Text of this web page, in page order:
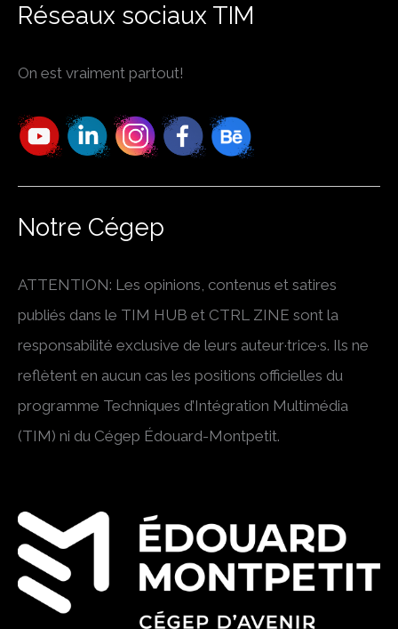
Réseaux sociaux TIM
On est vraiment partout!
Notre Cégep
ATTENTION: Les opinions, contenus et satires
publiés dans le TIM HUB et CTRL ZINE sont la
responsabilité exclusive de leurs auteur·trice·s. Ils ne
reflètent en aucun cas les positions officielles du
programme Techniques d’Intégration Multimédia
(TIM) ni du Cégep Édouard-Montpetit.